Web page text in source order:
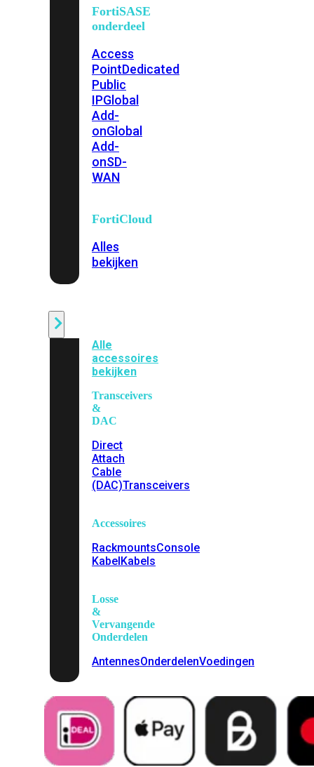
FortiSASE
onderdeel
Access
PointDedicated
Public
IPGlobal
Add-
onGlobal
Add-
onSD-
WAN
FortiCloud
Alles
bekijken
Alle
accessoires
bekijken
Transceivers
&
DAC
Direct
Attach
Cable
(DAC)Transceivers
Accessoires
RackmountsConsole
KabelKabels
Losse
&
Vervangende
Onderdelen
AntennesOnderdelenVoedingen